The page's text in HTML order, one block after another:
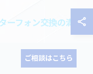
ーフォン交換の満足
頼する際、実際に利
断材料となります。
ご相談はこちら